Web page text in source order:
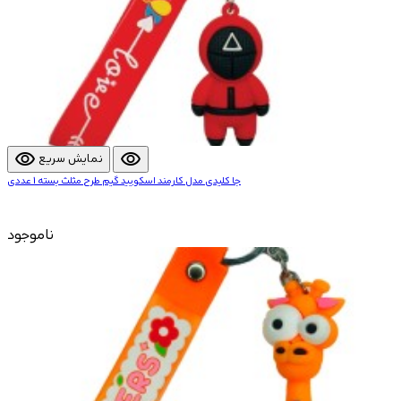
visibility نمایش سریع visibility
جا کلیدی مدل کارمند اسکویید گیم طرح مثلث بسته 1 عددی
ناموجود